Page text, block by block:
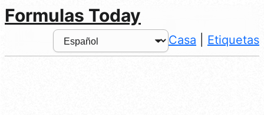
Formulas Today
Casa Etiquetas